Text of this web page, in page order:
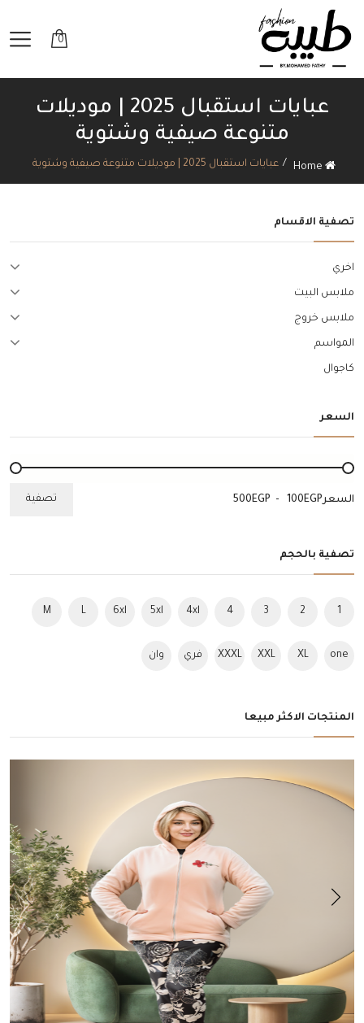
0
عبايات استقبال 2025 | موديلات
متنوعة صيفية وشتوية
عبايات استقبال 2025 | موديلات متنوعة صيفية وشتوية
تصفية الاقسام
اخري
ملابس البيت
ملابس خروج
المواسم
كاجوال
السعر
السعر EGP
-
EGP تصفية
تصفية بالحجم
1
2
3
4
4xl
5xl
6xl
L
M
one
XL
XXL
XXXL فري وان
المنتجات الاكثر مبيعا